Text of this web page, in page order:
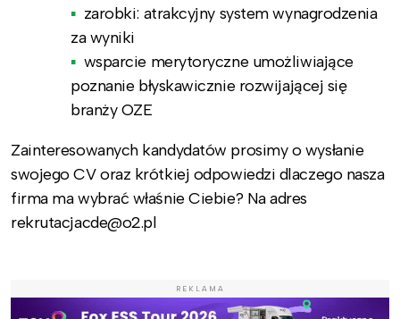
zarobki: atrakcyjny system wynagrodzenia
za wyniki
wsparcie merytoryczne umożliwiające
poznanie błyskawicznie rozwijającej się
branży OZE
Zainteresowanych kandydatów prosimy o wysłanie
swojego CV oraz krótkiej odpowiedzi dlaczego nasza
firma ma wybrać właśnie Ciebie? Na adres
rekrutacjacde@o2.pl
REKLAMA